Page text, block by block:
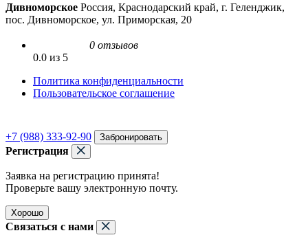
Дивноморское Россия, Краснодарский край, г. Геленджик,
пос. Дивноморское, ул. Приморская, 20
0 отзывов
0.0 из 5
Политика конфиденциальности
Пользовательское соглашение
+7 (988) 333-92-90 Забронировать
Регистрация
Заявка на регистрацию принята!
Проверьте вашу электронную почту.
Хорошо
Связаться с нами